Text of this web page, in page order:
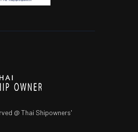
@ Thai Shipowners'